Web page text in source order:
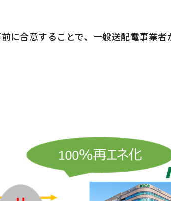
合意することで、一般送配電事業